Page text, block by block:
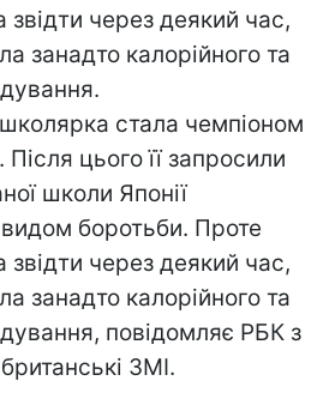
звідти через деякий час,
занадто калорійного та
стала чемпіоном
цього її запросили
школи Японії
боротьби. Проте
звідти через деякий час,
занадто калорійного та
повідомляє РБК з
ЗМІ.